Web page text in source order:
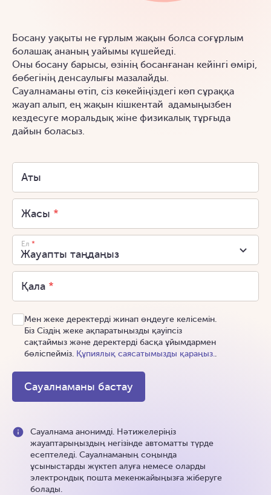
Босану уақыты не ғұрлым жақын болса соғұрлым
болашақ ананың уайымы күшейеді.
Оны босану барысы, өзінің босанғанан кейінгі өмірі,
бөбегінің денсаулығы мазалайды.
Сауалнаманы өтіп, сіз көкейіңіздегі көп сұраққа
жауап алып, ең жақын кішкентай адамыңызбен
кездесуге моральдық жіне физикалық тұрғыда
дайын боласыз.
Аты
Жасы *
Ел *
Қала *
Мен жеке деректерді жинап өңдеуге келісемін.
Біз Сіздің жеке ақпаратыңызды қауіпсіз
сақтаймыз және деректерді басқа ұйымдармен
бөліспейміз. Құпиялық саясатымызды қараңыз..
Сауалнама анонимді. Нәтижелеріңіз
жауаптарыңыздың негізінде автоматты түрде
есептеледі. Сауалнаманың соңында
ұсыныстарды жүктеп алуға немесе оларды
электрондық пошта мекенжайыңызға жіберуге
болады.